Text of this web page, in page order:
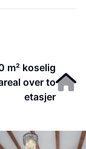
m² koselig
over to
etasjer